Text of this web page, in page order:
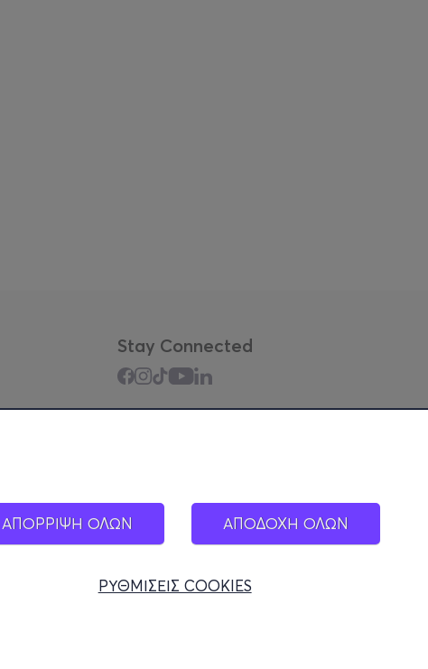
ΑΠΟΡΡΙΨΗ ΟΛΩΝ ΑΠΟΔΟΧΗ ΟΛΩΝ
ΡΥΘΜΙΣΕΙΣ COOKIES
Stay Connected